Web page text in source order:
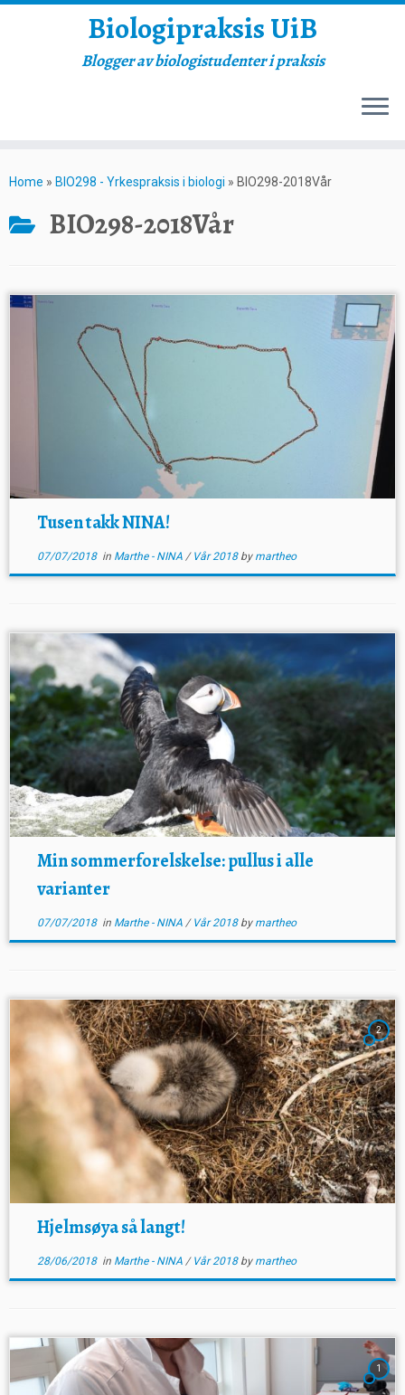
to
Biologipraksis UiB
Blogger av biologistudenter i praksis
Home » BIO298 - Yrkespraksis i biologi » BIO298-2018Vår
BIO298-2018Vår
Tusen takk NINA!
07/07/2018in Marthe - NINA / Vår 2018 by martheo
Min sommerforelskelse: pullus i alle
varianter
07/07/2018in Marthe - NINA / Vår 2018 by martheo
2
Hjelmsøya så langt!
28/06/2018in Marthe - NINA / Vår 2018 by martheo
1